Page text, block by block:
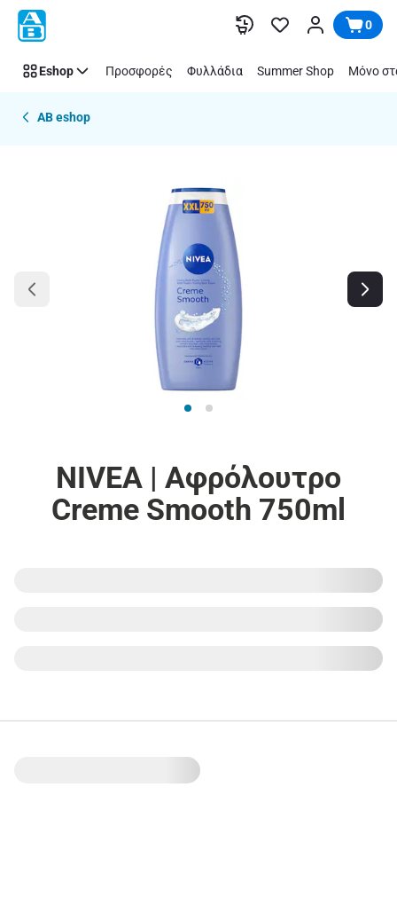
Παράλειψη 0
Eshop Προσφορές Φυλλάδια Summer Shop Μόνο
AB eshop
NIVEA | Αφρόλουτρο
Creme Smooth 750ml